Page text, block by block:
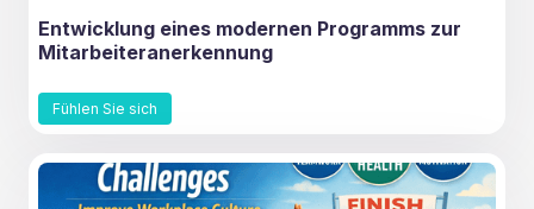
Entwicklung eines modernen Programms zur
Mitarbeiteranerkennung
Fühlen Sie sich